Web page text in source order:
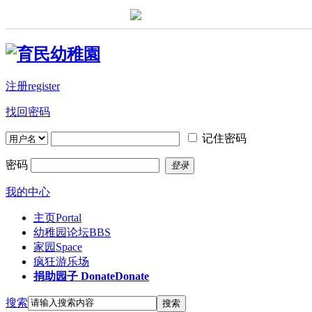
注册register
找回密码
记住密码
密码 登录
我的中心
主页Portal
幼稚园论坛BBS
家园 Space
疯狂游乐场
捐助园子 DonateDonate
搜索 搜索